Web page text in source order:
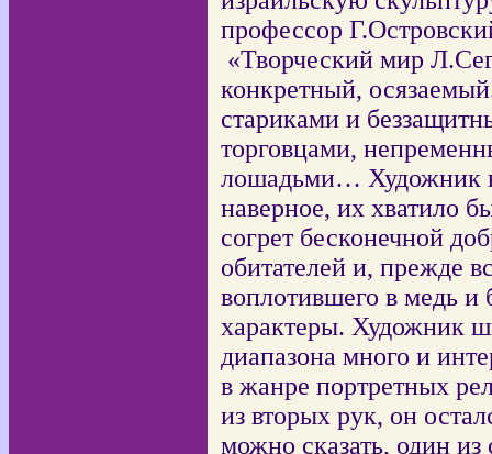
профессор
«Творческий мир
конкретный,
стариками и
торговцами,
лошадьми… Художник
наверное, их хватило
согрет бесконечной
обитателей и, прежде
воплотившего в медь и
характеры. Художник
диапазона много и
в жанре портретных
из вторых рук, он
можно сказать, один из